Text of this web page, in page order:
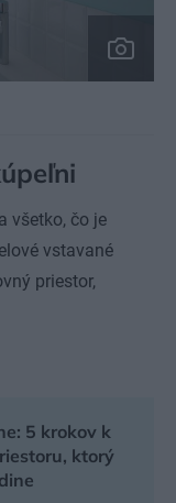
všetko, čo je
vstavané
priestor,
5 krokov k
ktorý